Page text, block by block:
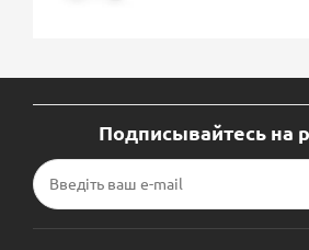
Подписывайтесь на